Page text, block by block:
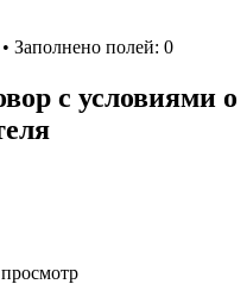
Заполнено полей: 0
с условиями о